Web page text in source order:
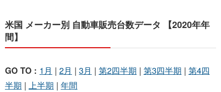
米国 メーカー別 自動車販売台数データ 【2020年年
間】
GO TO : 1月 | 2月 | 3月 | 第2四半期 | 第3四半期 | 第4四
半期 | 上半期 | 年間